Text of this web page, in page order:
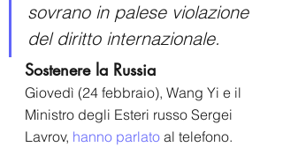
sovrano in palese violazione
del diritto internazionale.
Sostenere la Russia
Giovedì (24 febbraio), Wang Yi e il
Ministro degli Esteri russo Sergei
Lavrov, hanno parlato al telefono.